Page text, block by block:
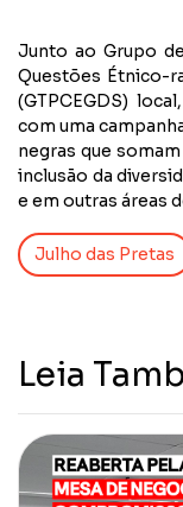
Junto ao Grupo
Questões Étnico-
(GTPCEGDS)
com uma
negras que
inclusão da
e em outras áreas
Julho das Pretas
Leia